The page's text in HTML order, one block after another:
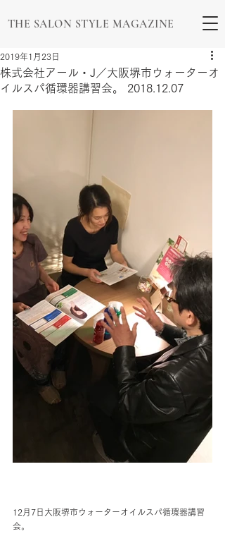
THE SALON STYLE MAGAZINE
株式会社アール・J／大阪堺市ウォーターオ
イルスパ循環器講習会。 2018.12.07
2019年1月23日
12月7日大阪堺市ウォーターオイルスパ循環器講習
会。